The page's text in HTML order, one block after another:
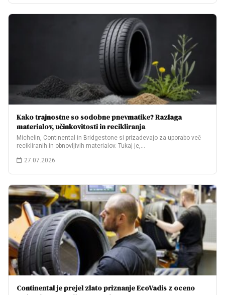
Kako trajnostne so sodobne pnevmatike? Razlaga
materialov, učinkovitosti in recikliranja
Michelin, Continental in Bridgestone si prizadevajo za uporabo več
recikliranih in obnovljivih materialov. Tukaj je,…
27.07.2026
Continental je prejel zlato priznanje EcoVadis z oceno